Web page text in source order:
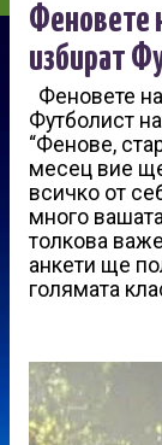
Феновете
избират
Феновете
Футболист
“Фенове,
месец вие
всичко от
много
толкова
анкети ще
голямата